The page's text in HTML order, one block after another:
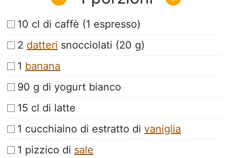
10 cl di caffè (1 espresso)
2 datteri snocciolati (20 g)
1 banana
90 g di yogurt bianco
15 cl di latte
1 cucchiaino di estratto di vaniglia
1 pizzico di sale